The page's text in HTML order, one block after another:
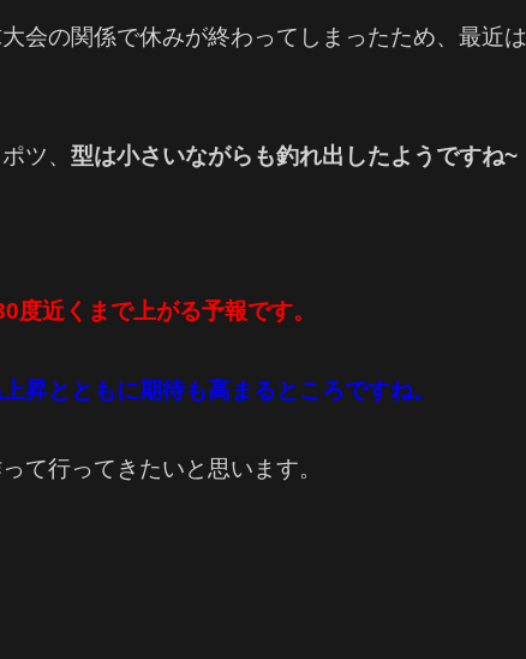
会の関係で休みが終わってしまったため、最近は
ツ、 型は小さいながらも釣れ出したようですね~
度近くまで上がる予報です。
昇とともに期待も高まるところですね。
て行ってきたいと思います。